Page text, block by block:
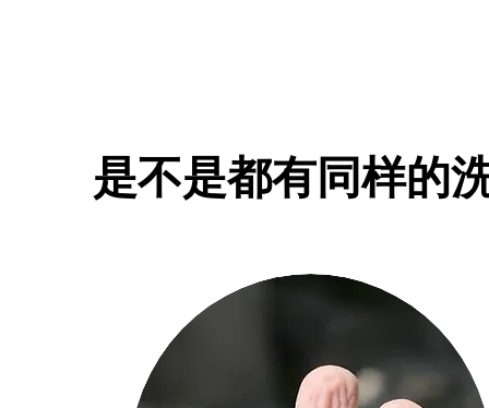
是不是都有同样的